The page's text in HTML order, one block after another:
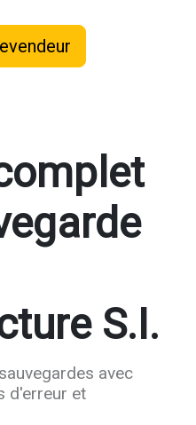
S.I.
avec
d'erreur et